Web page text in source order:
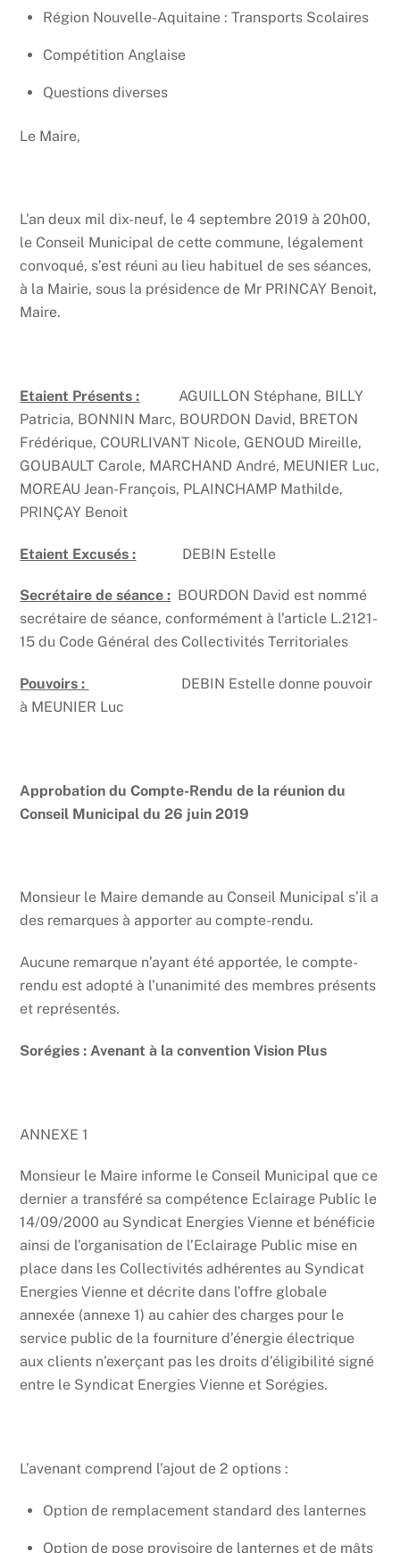
Région Nouvelle-Aquitaine : Transports Scolaires
Compétition Anglaise
Questions diverses
Le Maire,
L’an deux mil dix-neuf, le 4 septembre 2019 à 20h00,
le Conseil Municipal de cette commune, légalement
convoqué, s’est réuni au lieu habituel de ses séances,
à la Mairie, sous la présidence de Mr PRINCAY Benoit,
Maire.
Etaient Présents : AGUILLON Stéphane, BILLY
Patricia, BONNIN Marc, BOURDON David, BRETON
Frédérique, COURLIVANT Nicole, GENOUD Mireille,
GOUBAULT Carole, MARCHAND André, MEUNIER Luc,
MOREAU Jean-François, PLAINCHAMP Mathilde,
PRINÇAY Benoit
Etaient Excusés : DEBIN Estelle
Secrétaire de séance : BOURDON David est nommé
secrétaire de séance, conformément à l’article L.2121-
15 du Code Général des Collectivités Territoriales
Pouvoirs :
DEBIN Estelle donne pouvoir
à MEUNIER Luc
Approbation du Compte-Rendu de la réunion du
Conseil Municipal du 26 juin 2019
Monsieur le Maire demande au Conseil Municipal s’il a
des remarques à apporter au compte-rendu.
Aucune remarque n’ayant été apportée, le compte-
rendu est adopté à l’unanimité des membres présents
et représentés.
Sorégies : Avenant à la convention Vision Plus
ANNEXE 1
Monsieur le Maire informe le Conseil Municipal que ce
dernier a transféré sa compétence Eclairage Public le
14/09/2000 au Syndicat Energies Vienne et bénéficie
ainsi de l’organisation de l’Eclairage Public mise en
place dans les Collectivités adhérentes au Syndicat
Energies Vienne et décrite dans l’offre globale
annexée (annexe 1) au cahier des charges pour le
service public de la fourniture d’énergie électrique
aux clients n’exerçant pas les droits d’éligibilité signé
entre le Syndicat Energies Vienne et Sorégies.
L’avenant comprend l’ajout de 2 options :
Option de remplacement standard des lanternes
Option de pose provisoire de lanternes et de mâts